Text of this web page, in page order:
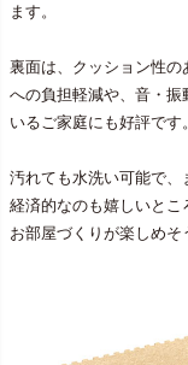
ます。
裏面は、クッション性
への負担軽減や、音・
いるご家庭にも好評です。
汚れても水洗い可能で
経済的なのも嬉しいと
お部屋づくりが楽しめそ